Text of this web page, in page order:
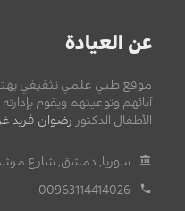
عن العيادة
موقع طبي علمي تثقيفي
آبائهم وتوعيتهم ويقوم
الأطفال الدكتور رضوان فريد
سوريا, دمشق, شارع
00963114414026